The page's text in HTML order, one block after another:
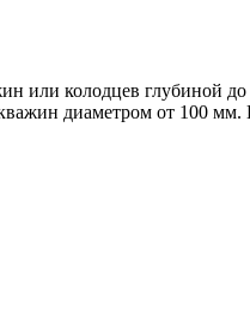
или колодцев глубиной
диаметром от 100